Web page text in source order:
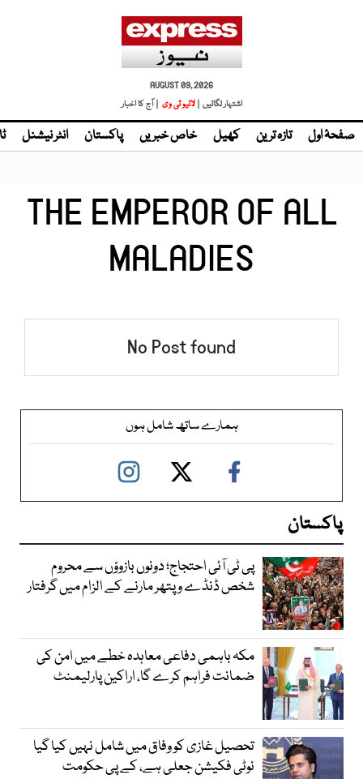
AUGUST 09, 2026
اشتہار لگائیں |
| آج کا اخبار
صفحۂ اول تازہ ترین کھیل خاص خبریں پاکستان انٹر نیشنل
THE EMPEROR OF ALL
MALADIES
No Post found
ہمارے ساتھ شامل ہوں
پاکستان
پی ٹی آئی احتجاج؛ دونوں بازوؤں سے محروم
شخص ڈنڈے و پتھر مارنے کے الزام میں گرفتار
مکہ باہمی دفاعی معاہدہ خطے میں امن کی
ضمانت فراہم کرے گا، اراکین پارلیمنٹ
تحصیل غازی کو وفاق میں شامل نہیں کیا گیا
نوٹی فکیشن جعلی ہے، کے پی حکومت